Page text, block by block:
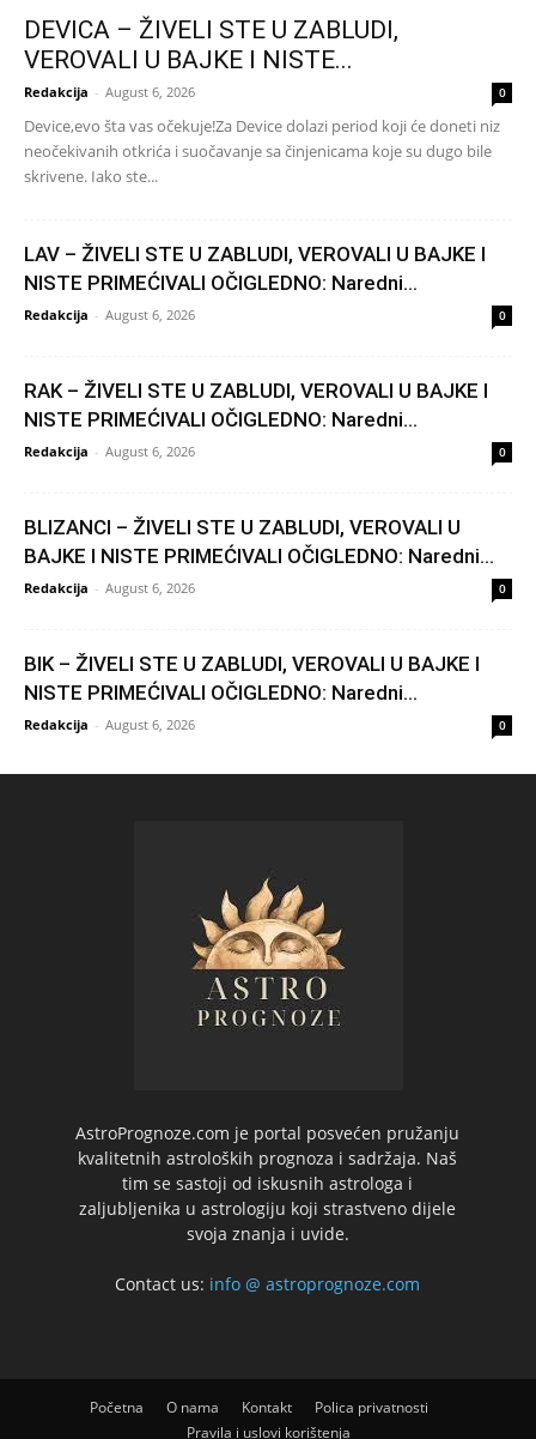
DEVICA – ŽIVELI STE U ZABLUDI,
VEROVALI U BAJKE I NISTE...
Redakcija - August 6, 2026 0
Device,evo šta vas očekuje!Za Device dolazi period koji će doneti niz
neočekivanih otkrića i suočavanje sa činjenicama koje su dugo bile
skrivene. Iako ste...
LAV – ŽIVELI STE U ZABLUDI, VEROVALI U BAJKE I
NISTE PRIMEĆIVALI OČIGLEDNO: Naredni...
Redakcija - August 6, 2026 0
RAK – ŽIVELI STE U ZABLUDI, VEROVALI U BAJKE I
NISTE PRIMEĆIVALI OČIGLEDNO: Naredni...
Redakcija - August 6, 2026 0
BLIZANCI – ŽIVELI STE U ZABLUDI, VEROVALI U
BAJKE I NISTE PRIMEĆIVALI OČIGLEDNO: Naredni...
Redakcija - August 6, 2026 0
BIK – ŽIVELI STE U ZABLUDI, VEROVALI U BAJKE I
NISTE PRIMEĆIVALI OČIGLEDNO: Naredni...
Redakcija - August 6, 2026 0
AstroPrognoze.com je portal posvećen pružanju
kvalitetnih astroloških prognoza i sadržaja. Naš
tim se sastoji od iskusnih astrologa i
zaljubljenika u astrologiju koji strastveno dijele
svoja znanja i uvide.
Contact us: info @ astroprognoze.com
Početna O nama Kontakt
Polica privatnosti
Pravila i uslovi korištenja